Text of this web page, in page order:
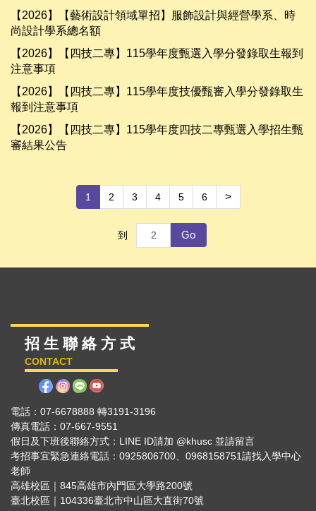
【2026】【藝術設計領域單招】服飾設計與經營學系、時
尚設計學系總名額
【2026】【四技二專】115學年度甄選入學分發錄取生報到
注意事項
【2026】【四技二專】115學年度技優甄審入學分發錄取生
報到注意事項
【2026】【四技二專】115學年度四技二專甄選入學招生甄
審結果公告
1 2 3 4 5 6 >
到 Go
招 生 聯 絡 方 式
CONTACT
電話：07-6678888 轉3191-3196
傳真電話：07-667-9551
假日及下班後聯絡方式：LINE ID請加 @khusc 並請留言
考招事宜緊急連絡電話：0925806700、0968158751請找入學中心
老師
高雄校區｜845高雄市內門區大學路200號
臺北校區｜104336臺北市中山區大直街70號